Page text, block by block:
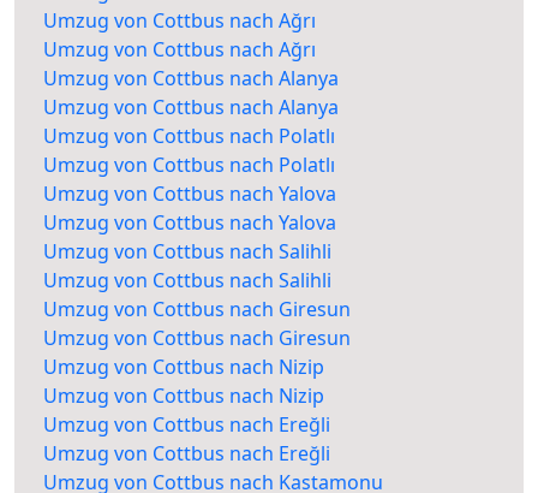
Umzug von Cottbus nach Ağrı
Umzug von Cottbus nach Ağrı
Umzug von Cottbus nach Alanya
Umzug von Cottbus nach Alanya
Umzug von Cottbus nach Polatlı
Umzug von Cottbus nach Polatlı
Umzug von Cottbus nach Yalova
Umzug von Cottbus nach Yalova
Umzug von Cottbus nach Salihli
Umzug von Cottbus nach Salihli
Umzug von Cottbus nach Giresun
Umzug von Cottbus nach Giresun
Umzug von Cottbus nach Nizip
Umzug von Cottbus nach Nizip
Umzug von Cottbus nach Ereğli
Umzug von Cottbus nach Ereğli
Umzug von Cottbus nach Kastamonu